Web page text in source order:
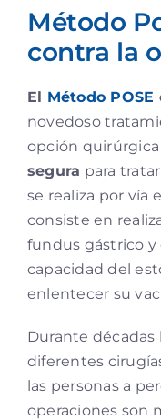
Método
contra la
El Método POSE
novedoso
opción quirúrgica
segura para
se realiza por vía
consiste en
fundus gástrico y
capacidad del
enlentecer su
Durante décadas
diferentes
las personas a
operaciones son